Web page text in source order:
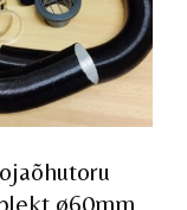
ø60mm